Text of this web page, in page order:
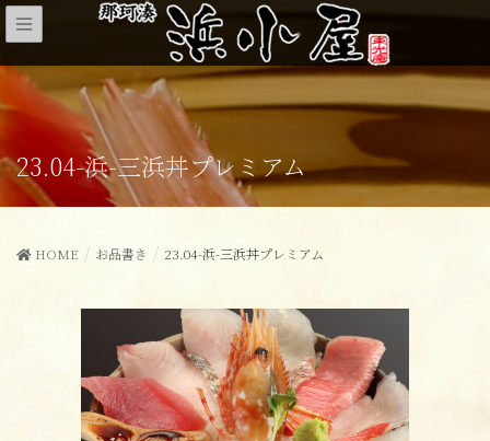
23.04-浜-三浜丼プレミアム
HOME お品書き 23.04-浜-三浜丼プレミアム